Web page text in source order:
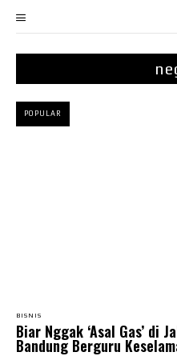
POPULAR
BISNIS
Biar Nggak ‘Asal Gas’ di
Bandung Berguru